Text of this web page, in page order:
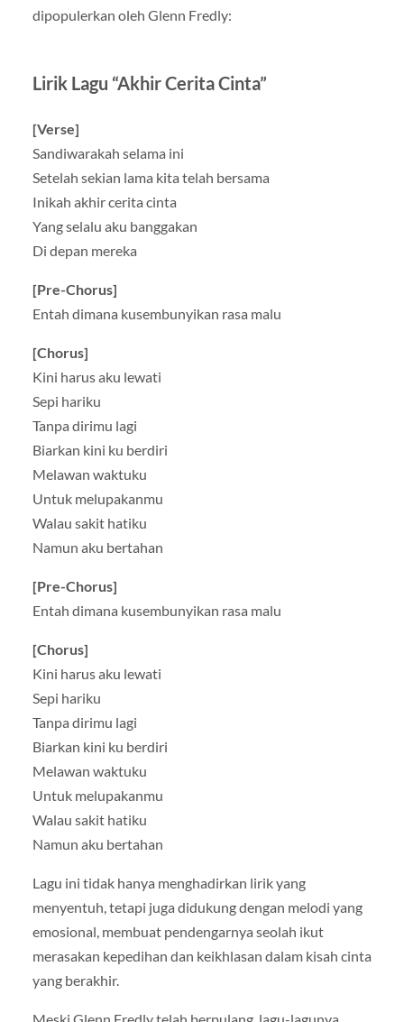
dipopulerkan oleh Glenn Fredly:
Lirik Lagu “Akhir Cerita Cinta”
[Verse]
Sandiwarakah selama ini
Setelah sekian lama kita telah bersama
Inikah akhir cerita cinta
Yang selalu aku banggakan
Di depan mereka
[Pre-Chorus]
Entah dimana kusembunyikan rasa malu
[Chorus]
Kini harus aku lewati
Sepi hariku
Tanpa dirimu lagi
Biarkan kini ku berdiri
Melawan waktuku
Untuk melupakanmu
Walau sakit hatiku
Namun aku bertahan
[Pre-Chorus]
Entah dimana kusembunyikan rasa malu
[Chorus]
Kini harus aku lewati
Sepi hariku
Tanpa dirimu lagi
Biarkan kini ku berdiri
Melawan waktuku
Untuk melupakanmu
Walau sakit hatiku
Namun aku bertahan
Lagu ini tidak hanya menghadirkan lirik yang
menyentuh, tetapi juga didukung dengan melodi yang
emosional, membuat pendengarnya seolah ikut
merasakan kepedihan dan keikhlasan dalam kisah cinta
yang berakhir.